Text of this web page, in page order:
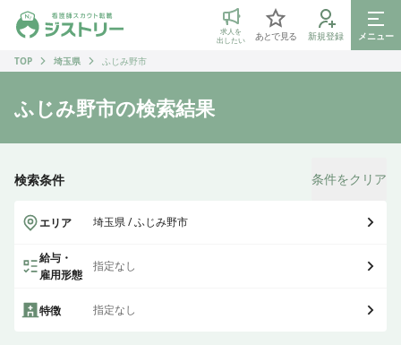
ジストリー 看護師の転職マッチング
求人を
出したい
あとで見る 新規登録
メニュー
TOP
埼玉県 ふじみ野市
ふじみ野市の検索結果
検索条件 条件をクリア
エリア 埼玉県 / ふじみ野市
給与・
雇用形態
指定なし
特徴 指定なし